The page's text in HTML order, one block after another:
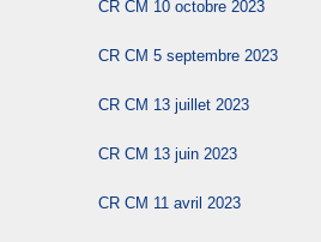
CR CM 10 octobre 2023
CR CM 5 septembre 2023
CR CM 13 juillet 2023
CR CM 13 juin 2023
CR CM 11 avril 2023